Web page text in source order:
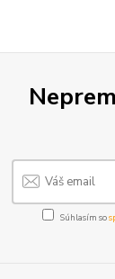
Súhlasím so